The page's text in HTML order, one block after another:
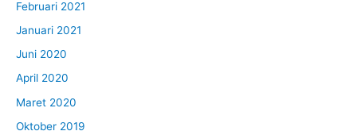
Februari 2021
Januari 2021
Juni 2020
April 2020
Maret 2020
Oktober 2019